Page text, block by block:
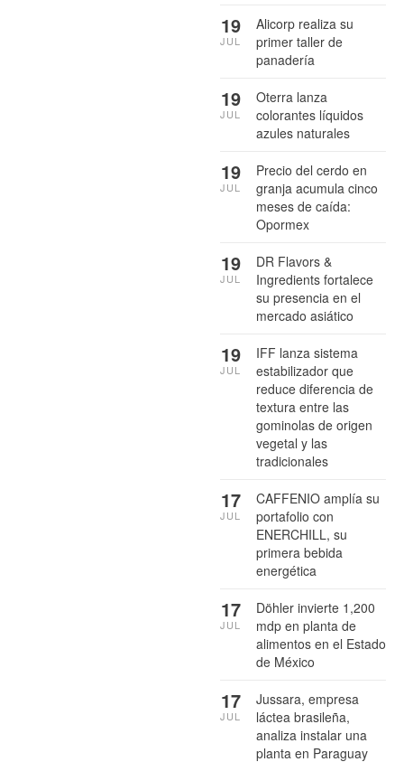
Alicorp realiza su
primer taller de
panadería
19
JUL
Oterra lanza
colorantes líquidos
azules naturales
19
JUL
Precio del cerdo en
granja acumula cinco
meses de caída:
Opormex
19
JUL
DR Flavors &
Ingredients fortalece
su presencia en el
mercado asiático
19
JUL
IFF lanza sistema
estabilizador que
reduce diferencia de
textura entre las
gominolas de origen
vegetal y las
tradicionales
19
JUL
CAFFENIO amplía su
portafolio con
ENERCHILL, su
primera bebida
energética
17
JUL
Döhler invierte 1,200
mdp en planta de
alimentos en el Estado
de México
17
JUL
Jussara, empresa
láctea brasileña,
analiza instalar una
planta en Paraguay
17
JUL